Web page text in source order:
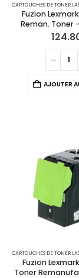
CARTOUCHES DE TONER
Fuzion
Reman. Toner
AJOUTER
CARTOUCHES DE TONER
Fuzion
Toner